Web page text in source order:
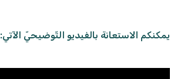
يمكنكم الاستعانة بالفيديو التّوضيحيّ الآتي: